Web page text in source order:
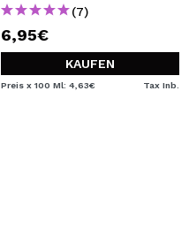
(7)
6,95€
KAUFEN
Preis x 100 Ml: 4,63€ Tax Inb.